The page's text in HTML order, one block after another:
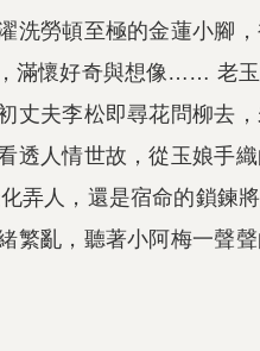
洗勞頓至極的金蓮小腳
滿懷好奇與想像…… 老
丈夫李松即尋花問柳去
透人情世故，從玉娘手
弄人，還是宿命的鎖鍊
繁亂，聽著小阿梅一聲